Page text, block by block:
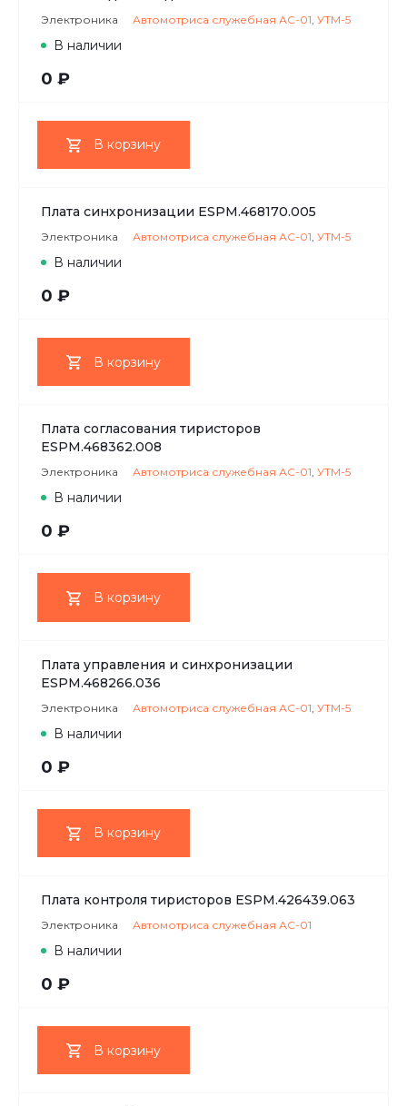
Электроника Автомотриса служебная АС-01 УТМ-5
В наличии
0 ₽
В корзину
Плата синхронизации ESPM.468170.005
Электроника Автомотриса служебная АС-01, УТМ-5
В наличии
0 ₽
В корзину
Плата согласования тиристоров
ESPM.468362.008
Электроника Автомотриса служебная АС-01, УТМ-5
В наличии
0 ₽
В корзину
Плата управления и синхронизации
ESPM.468266.036
Электроника Автомотриса служебная АС-01 УТМ-5
В наличии
0 ₽
В корзину
Плата контроля тиристоров ESPM.426439.063
Электроника Автомотриса служебная АС-01
В наличии
0 ₽
В корзину